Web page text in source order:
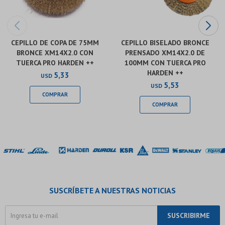
CEPILLO DE COPA DE 75MM
BRONCE XM14X2.0 CON
TUERCA PRO HARDEN ++
USD 5,33
CEPILLO BISELADO BRONCE
PRENSADO XM14X2.0 DE
100MM CON TUERCA PRO
HARDEN ++
USD 5,53
SUSCRÍBETE A NUESTRAS NOTICIAS
SUSCRIBIRME